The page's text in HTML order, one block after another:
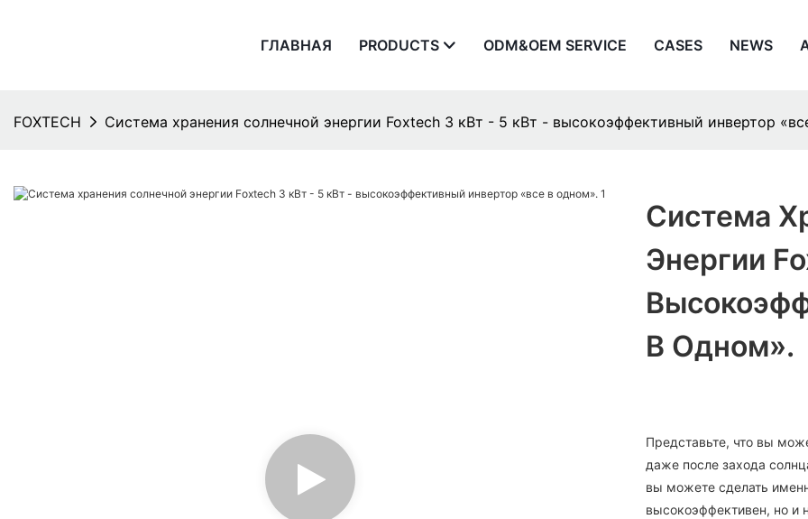
ГЛАВНАЯ PRODUCTS ODM&OEM SERVICE CASES NEWS
FOXTECH Система хранения солнечной энергии Foxtech 3 кВт - 5 кВт - высокоэффективный инвертор
Система
Энергии
В Одном».
Представьте, что вы
даже после захода
вы можете сделать
высокоэффективен, но и